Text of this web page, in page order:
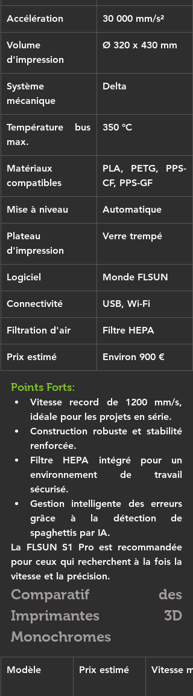
Accélération 30 000 mm/s²
Volume
d'impression
Ø 320 x 430 mm
Système
mécanique
Delta
Température bus
max.
350 °C
Matériaux
compatibles
PLA, PETG, PPS-
CF, PPS-GF
Mise à niveau Automatique
Plateau
d'impression
Verre trempé
Logiciel Monde FLSUN
Connectivité USB, Wi-Fi
Filtration d'air Filtre HEPA
Prix ​​estimé Environ 900 €
Points Forts:
Vitesse record de 1200 mm/s,
idéale pour les projets en série.
Construction robuste et stabilité
renforcée.
Filtre HEPA intégré pour un
environnement de travail
sécurisé.
Gestion intelligente des erreurs
grâce à la détection de
spaghettis par IA.
La FLSUN S1 Pro est recommandée
pour ceux qui recherchent à la fois la
vitesse et la précision.
Comparatif des
Imprimantes 3D
Monochromes
Modèle Prix ​​estimé Vitesse